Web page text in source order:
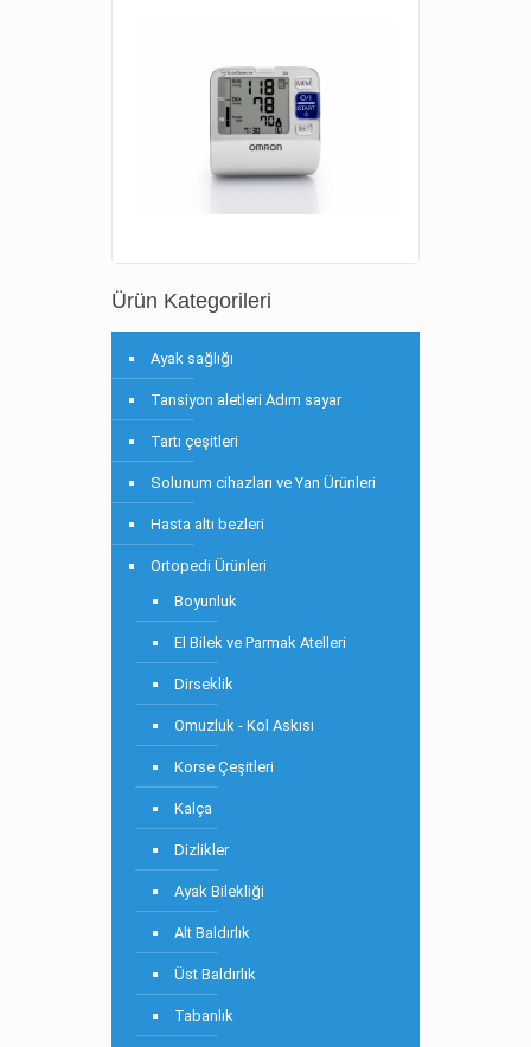
Ürün Kategorileri
Ayak sağlığı
Tansiyon aletleri Adım sayar
Tartı çeşitleri
Solunum cihazları ve Yan Ürünleri
Hasta altı bezleri
Ortopedi Ürünleri
Boyunluk
El Bilek ve Parmak Atelleri
Dirseklik
Omuzluk - Kol Askısı
Korse Çeşitleri
Kalça
Dizlikler
Ayak Bilekliği
Alt Baldırlık
Üst Baldırlık
Tabanlık